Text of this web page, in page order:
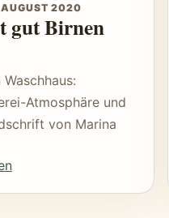
2020
gut Birnen
Atmosphäre und
von Marina